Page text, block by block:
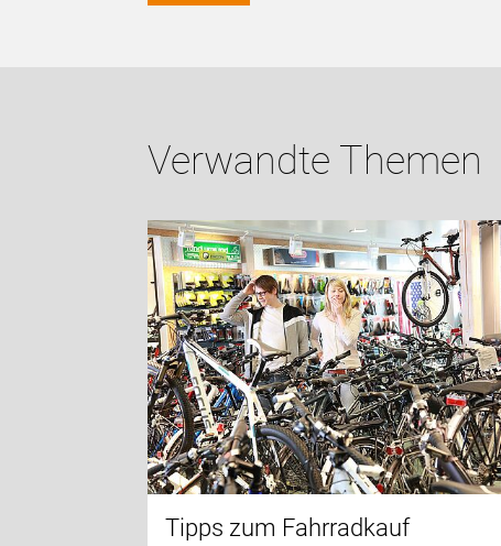
Verwandte Themen
Tipps zum Fahrradkauf